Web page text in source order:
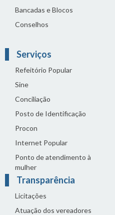
Bancadas e Blocos
Conselhos
Serviços
Refeitório Popular
Sine
Conciliação
Posto de Identificação
Procon
Internet Popular
Ponto de atendimento à
mulher
Transparência
Licitações
Atuação dos vereadores